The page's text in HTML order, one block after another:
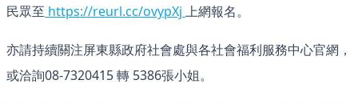
民眾至 https://reurl.cc/ovypXj 上網報名。
亦請持續關注屏東縣政府社會處與各社會福利服務中心官網，
或洽詢08-7320415 轉 5386張小姐。